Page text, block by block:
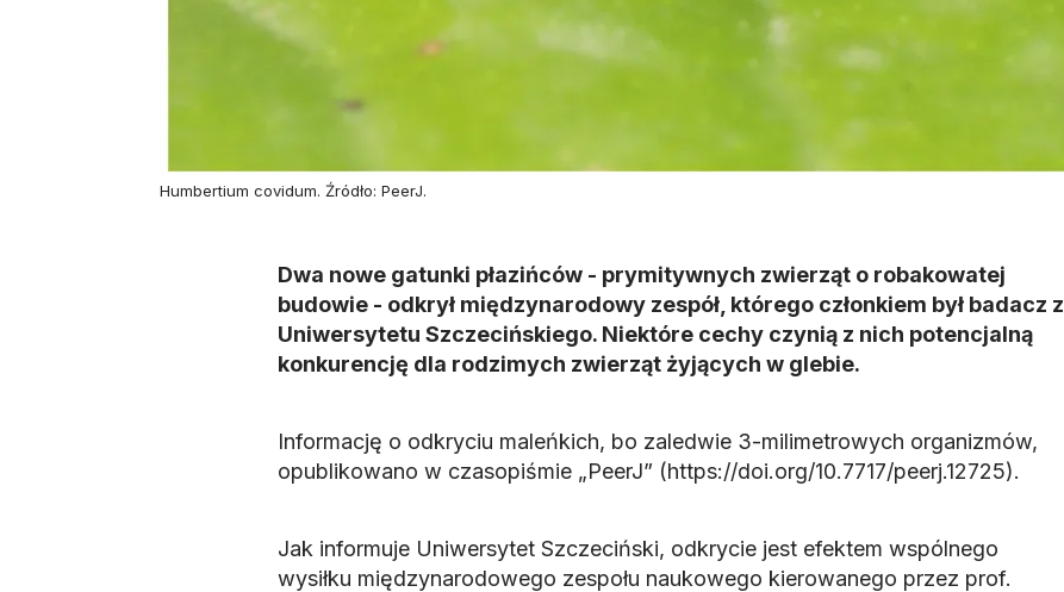
Humbertium covidum. Źródło: PeerJ.
Dwa nowe gatunki płazińców - prymitywnych zwierząt o robakowatej
budowie - odkrył międzynarodowy zespół, którego członkiem był badacz z
Uniwersytetu Szczecińskiego. Niektóre cechy czynią z nich potencjalną
konkurencję dla rodzimych zwierząt żyjących w glebie.
Informację o odkryciu maleńkich, bo zaledwie 3-milimetrowych organizmów,
opublikowano w czasopiśmie „PeerJ” (https://doi.org/10.7717/peerj.12725).
Jak informuje Uniwersytet Szczeciński, odkrycie jest efektem wspólnego
wysiłku międzynarodowego zespołu naukowego kierowanego przez prof.